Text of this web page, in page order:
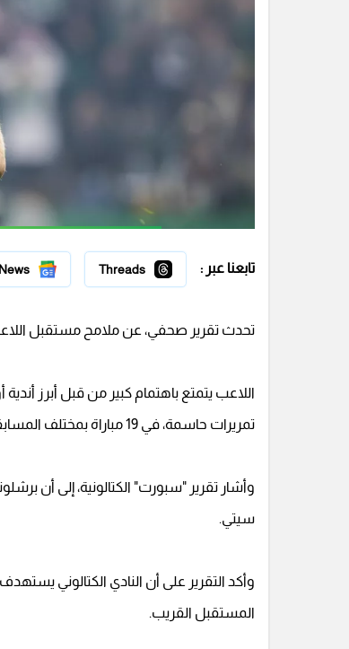
تابعنا عبر : Threads
تحدث تقرير صحفي، عن ملامح مستقبل
تمريرات حاسمة، في 19 مباراة بمختلف المسابقات.
وأشار تقرير "سبورت" الكتالونية، إلى أن
سيتي.
المستقبل القريب.